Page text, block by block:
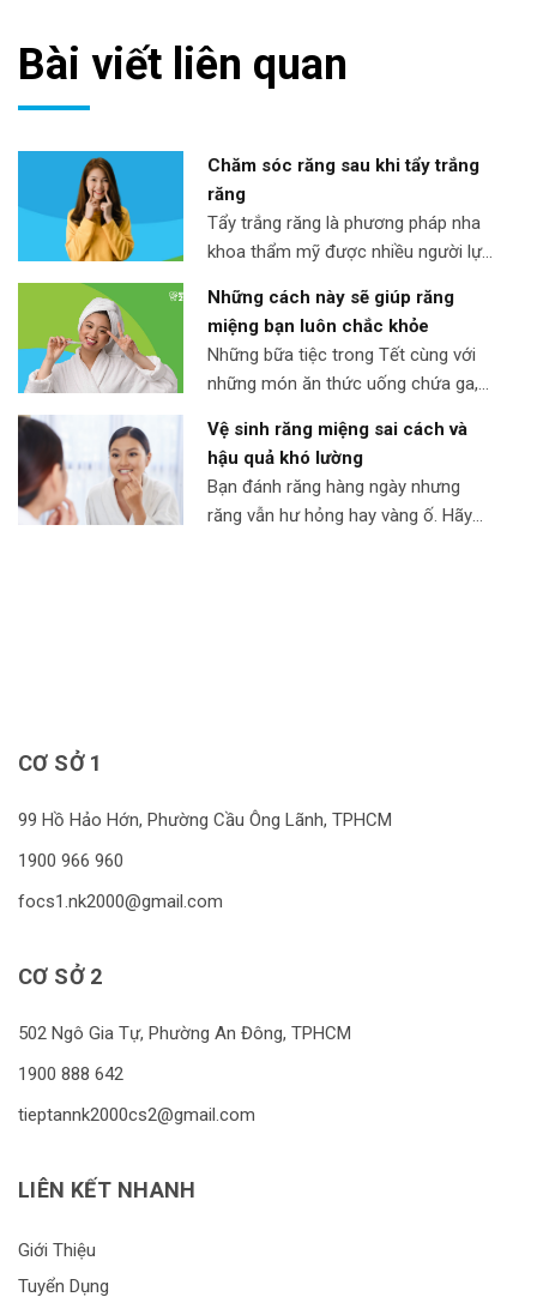
Bài viết liên quan
Chăm sóc răng sau khi tẩy trắng
răng
Tẩy trắng răng là phương pháp nha
khoa thẩm mỹ được nhiều người lựa
Nhưng để giữ răng trắng lâu dài cần
có một chế độ chăm sóc răng sau
khi tẩy trắng. Lựa chọn thực phẩm
phù hợp Tất cả những thức ăn hay
đồ uống […]
Những cách này sẽ giúp răng
miệng bạn luôn chắc khỏe
Những bữa tiệc trong Tết cùng với
những món ăn thức uống chứa ga,
không hề nhẹ đến sức khỏe răng
miệng của chúng ta. Đồng thời trong
giai đoạn dịch bệnh nguy hiểm như
hiện nay, việc tăng cường sức khỏe
Vệ sinh răng miệng sai cách và
hậu quả khó lường
Bạn đánh răng hàng ngày nhưng
răng vẫn hư hỏng hay vàng ố. Hãy
CƠ SỞ 1
99 Hồ Hảo Hớn, Phường Cầu Ông Lãnh, TPHCM
1900 966 960
focs1.nk2000@gmail.com
CƠ SỞ 2
502 Ngô Gia Tự, Phường An Đông, TPHCM
1900 888 642
tieptannk2000cs2@gmail.com
LIÊN KẾT NHANH
Giới Thiệu
Tuyển Dụng